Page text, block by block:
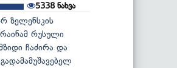
5338 ნახვა
ზელენსკის
რუსული
ჩაძირა და